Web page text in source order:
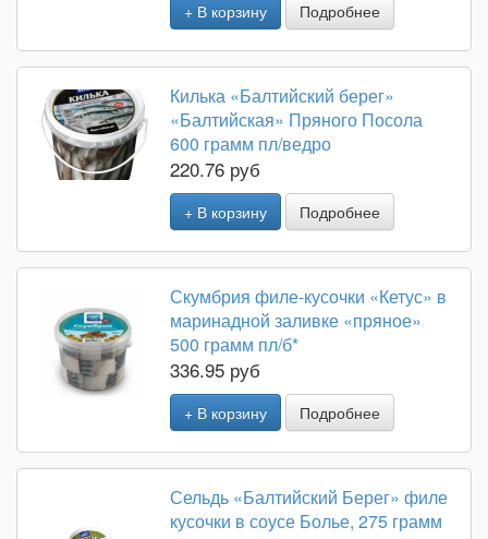
+ В корзину Подробнее
Килька «Балтийский берег»
«Балтийская» Пряного Посола
600 грамм пл/ведро
220.76 руб
+ В корзину Подробнее
Скумбрия филе-кусочки «Кетус» в
маринадной заливке «пряное»
500 грамм пл/б*
336.95 руб
+ В корзину Подробнее
Сельдь «Балтийский Берег» филе
кусочки в соусе Болье, 275 грамм